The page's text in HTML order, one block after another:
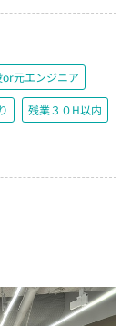
元エンジニア
残業３０H以内